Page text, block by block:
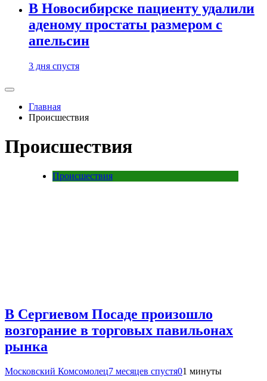
В Новосибирске пациенту удалили
аденому простаты размером с
апельсин
3 дня спустя
Главная
Происшествия
Происшествия
Происшествия
В Сергиевом Посаде произошло
возгорание в торговых павильонах
рынка
Московский Комсомолец7 месяцев спустя01 минуты